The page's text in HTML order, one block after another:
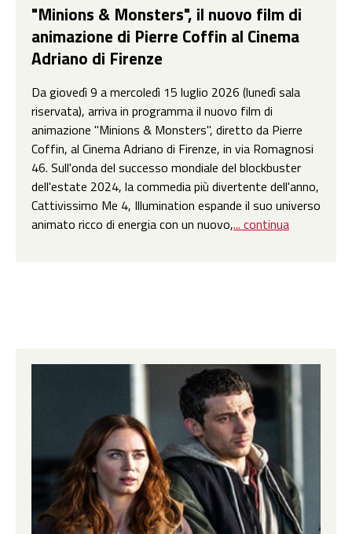
"Minions & Monsters", il nuovo film di
animazione di Pierre Coffin al Cinema
Adriano di Firenze
Da giovedì 9 a mercoledì 15 luglio 2026 (lunedì sala
riservata), arriva in programma il nuovo film di
animazione "Minions & Monsters", diretto da Pierre
Coffin, al Cinema Adriano di Firenze, in via Romagnosi
46. Sull'onda del successo mondiale del blockbuster
dell'estate 2024, la commedia più divertente dell'anno,
Cattivissimo Me 4, Illumination espande il suo universo
animato ricco di energia con un nuovo,... continua